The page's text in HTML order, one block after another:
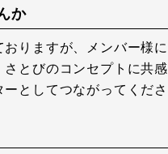
か
りますが、メンバー様に
とびのコンセプトに共感
としてつながってくださ